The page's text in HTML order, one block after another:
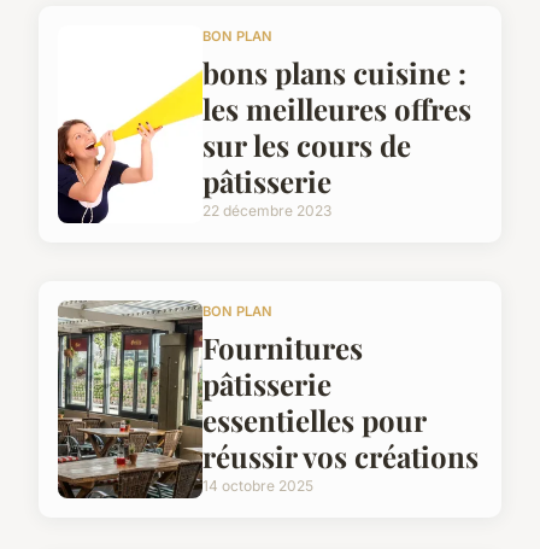
BON PLAN
bons plans cuisine :
les meilleures offres
sur les cours de
pâtisserie
22 décembre 2023
BON PLAN
Fournitures
pâtisserie
essentielles pour
réussir vos créations
14 octobre 2025